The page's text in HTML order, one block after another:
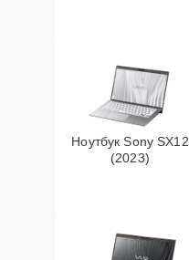
Ноутбук Sony SX12
(2023)